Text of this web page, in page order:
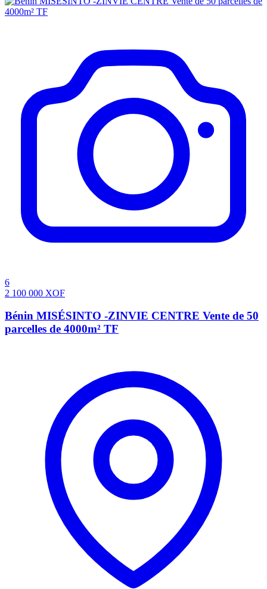
6
2 100 000 XOF
Bénin MISÉSINTO -ZINVIE CENTRE Vente de 50
parcelles de 4000m² TF